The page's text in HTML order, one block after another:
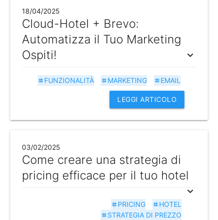
18/04/2025
Cloud-Hotel + Brevo:
Automatizza il Tuo Marketing
Ospiti!
expand_more
tag EMAIL
tag MARKETING
tag FUNZIONALITÀ
LEGGI ARTICOLO
03/02/2025
Come creare una strategia di
pricing efficace per il tuo hotel
expand_more
tag HOTEL
tag PRICING
tag STRATEGIA DI PREZZO